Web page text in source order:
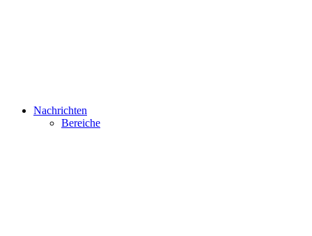
Nachrichten
Bereiche